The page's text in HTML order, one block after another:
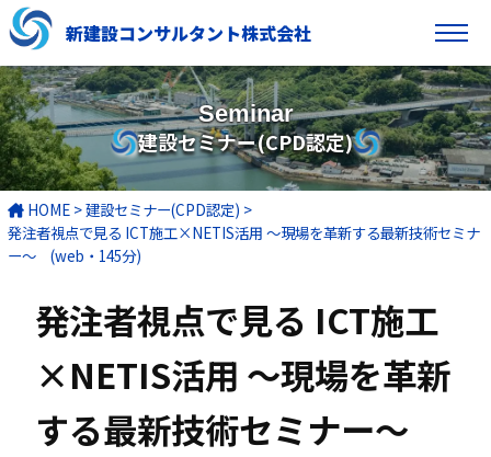
新建設コンサルタント株式会社
Seminar
建設セミナー(CPD認定)
HOME >建設セミナー(CPD認定) >
発注者視点で見る ICT施工×NETIS活用 ～現場を革新する最新技術セミナ
ー～ (web・145分)
発注者視点で見る ICT施工
×NETIS活用 ～現場を革新
する最新技術セミナー～